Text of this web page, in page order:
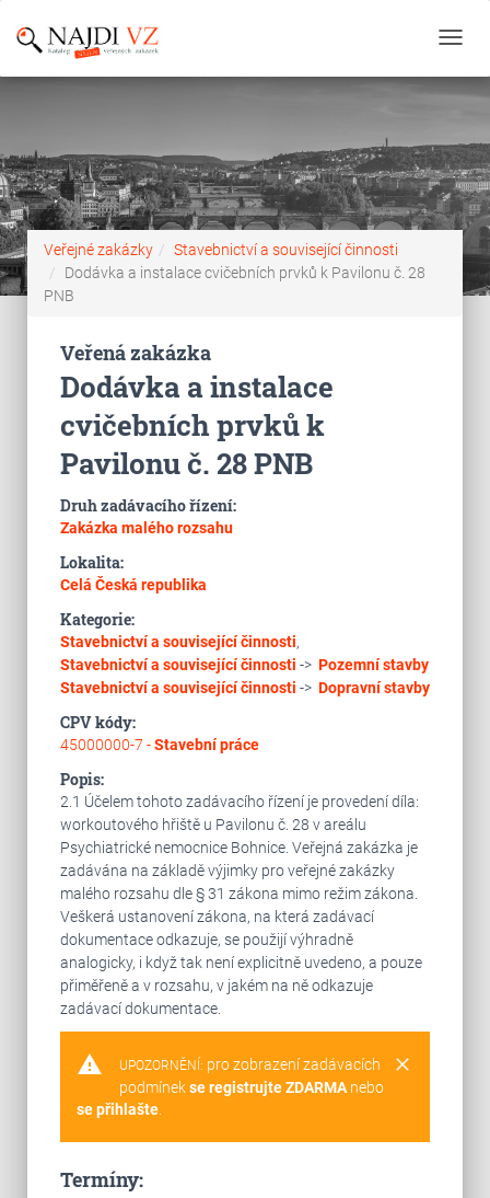
Veřejné zakázky
Stavebnictví a související činnosti
Dodávka a instalace cvičebních prvků k Pavilonu č. 28
PNB
Veřená zakázka
Dodávka a instalace
cvičebních prvků k
Pavilonu č. 28 PNB
Druh zadávacího řízení:
Zakázka malého rozsahu
Lokalita:
Celá Česká republika
Kategorie:
Stavebnictví a související činnosti,
Stavebnictví a související činnosti -> Pozemní stavby
Stavebnictví a související činnosti -> Dopravní stavby
CPV kódy:
45000000-7 -Stavební práce
Popis:
2.1 Účelem tohoto zadávacího řízení je provedení díla:
workoutového hřiště u Pavilonu č. 28 v areálu
Psychiatrické nemocnice Bohnice. Veřejná zakázka je
zadávána na základě výjimky pro veřejné zakázky
malého rozsahu dle § 31 zákona mimo režim zákona.
Veškerá ustanovení zákona, na která zadávací
dokumentace odkazuje, se použijí výhradně
analogicky, i když tak není explicitně uvedeno, a pouze
přiměřeně a v rozsahu, v jakém na ně odkazuje
zadávací dokumentace.
warning clear
UPOZORNĚNÍ: pro zobrazení zadávacích
podmínekse registrujte ZDARMAnebo
se přihlašte.
Termíny: